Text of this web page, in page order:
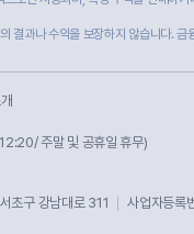
결과나 수익을 보장하지 않습니다.
주말 및 공휴일 휴무)
초구 강남대로 311
사업자등